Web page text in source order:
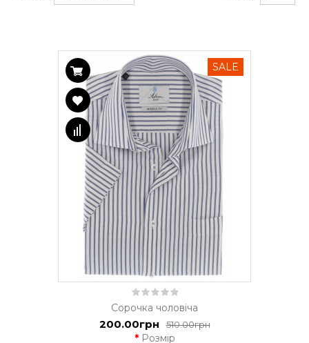
SALE
Сорочка чоловіча
200.00грн 510.00грн
Розмір